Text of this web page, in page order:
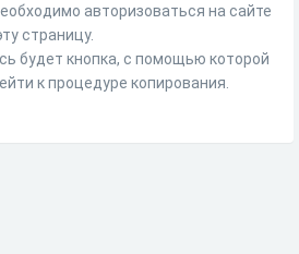
авторизоваться на сайте
страницу.
будет кнопка, с помощью которой
к процедуре копирования.